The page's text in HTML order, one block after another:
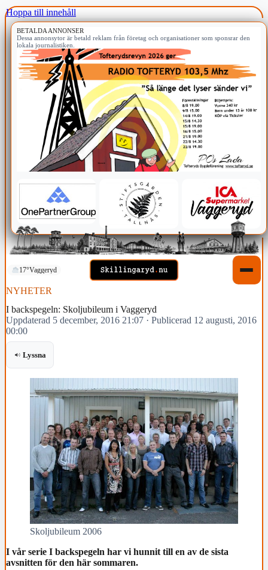
Hoppa till innehåll
BETALDA ANNONSER
Dessa annonsytor är betald reklam från företag och organisationer som sponsrar den
lokala journalistiken.
17°Vaggeryd
NYHETER
I backspegeln: Skoljubileum i Vaggeryd
Uppdaterad 5 december, 2016 21:07 · Publicerad 12 augusti, 2016
00:00
Lyssna
Skoljubileum 2006
I vår serie I backspegeln har vi hunnit till en av de sista
avsnitten för den här sommaren.